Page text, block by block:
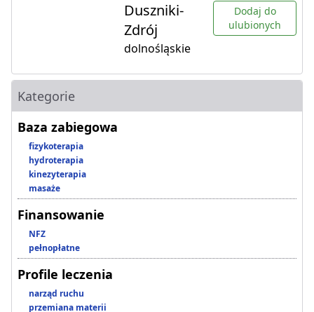
Duszniki-
Zdrój
dolnośląskie
Dodaj do
ulubionych
Kategorie
Baza zabiegowa
fizykoterapia
hydroterapia
kinezyterapia
masaże
Finansowanie
NFZ
pełnopłatne
Profile leczenia
narząd ruchu
przemiana materii